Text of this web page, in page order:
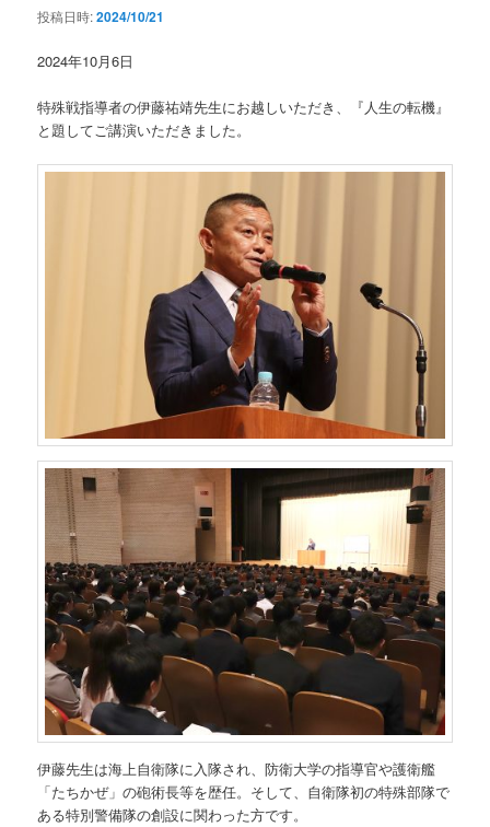
投稿日時:2024/10/21
2024年10月6日
特殊戦指導者の伊藤祐靖先生にお越しいただき、『人生の転機』
と題してご講演いただきました。
伊藤先生は海上自衛隊に入隊され、防衛大学の指導官や護衛艦
「たちかぜ」の砲術長等を歴任。そして、自衛隊初の特殊部隊で
ある特別警備隊の創設に関わった方です。